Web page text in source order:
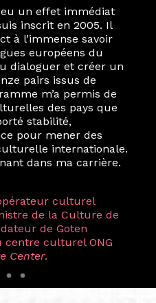
un effet immédiat
inscrit en 2005. Il
à l’immense savoir
européens du
dialoguer et créer un
pairs issus de
m’a permis de
des pays que
stabilité,
pour mener des
internationale.
dans ma carrière.
culturel
de la Culture de
de Goten
culturel ONG
Center.